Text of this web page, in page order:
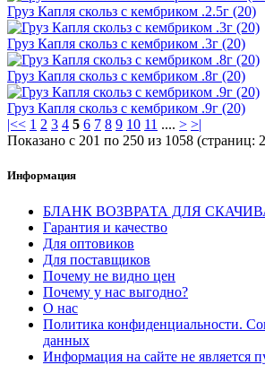
Груз Капля скольз с кембриком .2.5г (20)
Груз Капля скольз с кембриком .3г (20)
Груз Капля скольз с кембриком .8г (20)
Груз Капля скольз с кембриком .9г (20)
|<< 1 2 3 4 5 6 7 8 9 10 11 .... > >|
Показано с 201 по 250 из 1058 (страниц:
Информация
БЛАНК ВОЗВРАТА ДЛЯ
Гарантия и качество
Для оптовиков
Для поставщиков
Почему не видно цен
Почему у нас выгодно?
О нас
Политика конфиденциальности.
данных
Информация на сайте не является